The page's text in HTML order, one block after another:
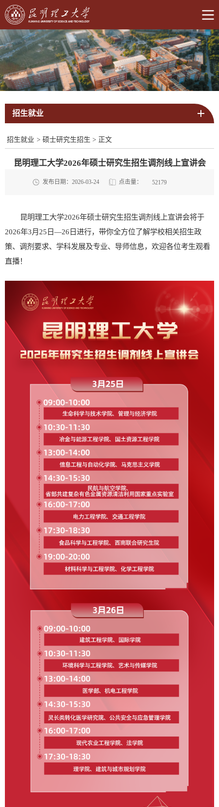
招生就业
招生就业 > 硕士研究生招生 > 正文
昆明理工大学2026年硕士研究生招生调剂线上宣讲会
发布日期：2026-03-24 点击量： 52179
昆明理工大学2026年硕士研究生招生调剂线上宣讲会将于
2026年3月 25 日—26 日进行，带你全方位了解学校相关招生政
策、调剂要求、学科发展及专业、导师信息，欢迎各位考生观看
直播！